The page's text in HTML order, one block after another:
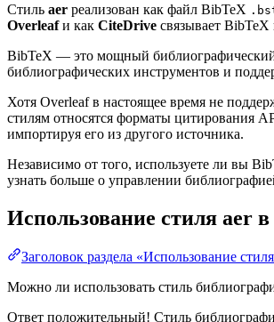
Стиль aer реализован как файл BibTeX
Overleafи как CiteDrive связывает
BibTeX — это мощный библиографический
библиографических инструментов и
Хотя Overleaf в настоящее время не
стилям относятся форматы цитирования
импортируя его из другого источника.
Независимо от того, используете ли вы
узнать больше о управлении
Использование стиля aer в
Заголовок раздела «Использование
Можно ли использовать стиль
Ответ положительный! Стиль